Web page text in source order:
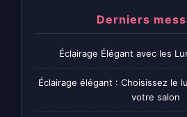
Derniers
Éclairage Élégant avec les
Éclairage élégant : Choisissez le
votre salon